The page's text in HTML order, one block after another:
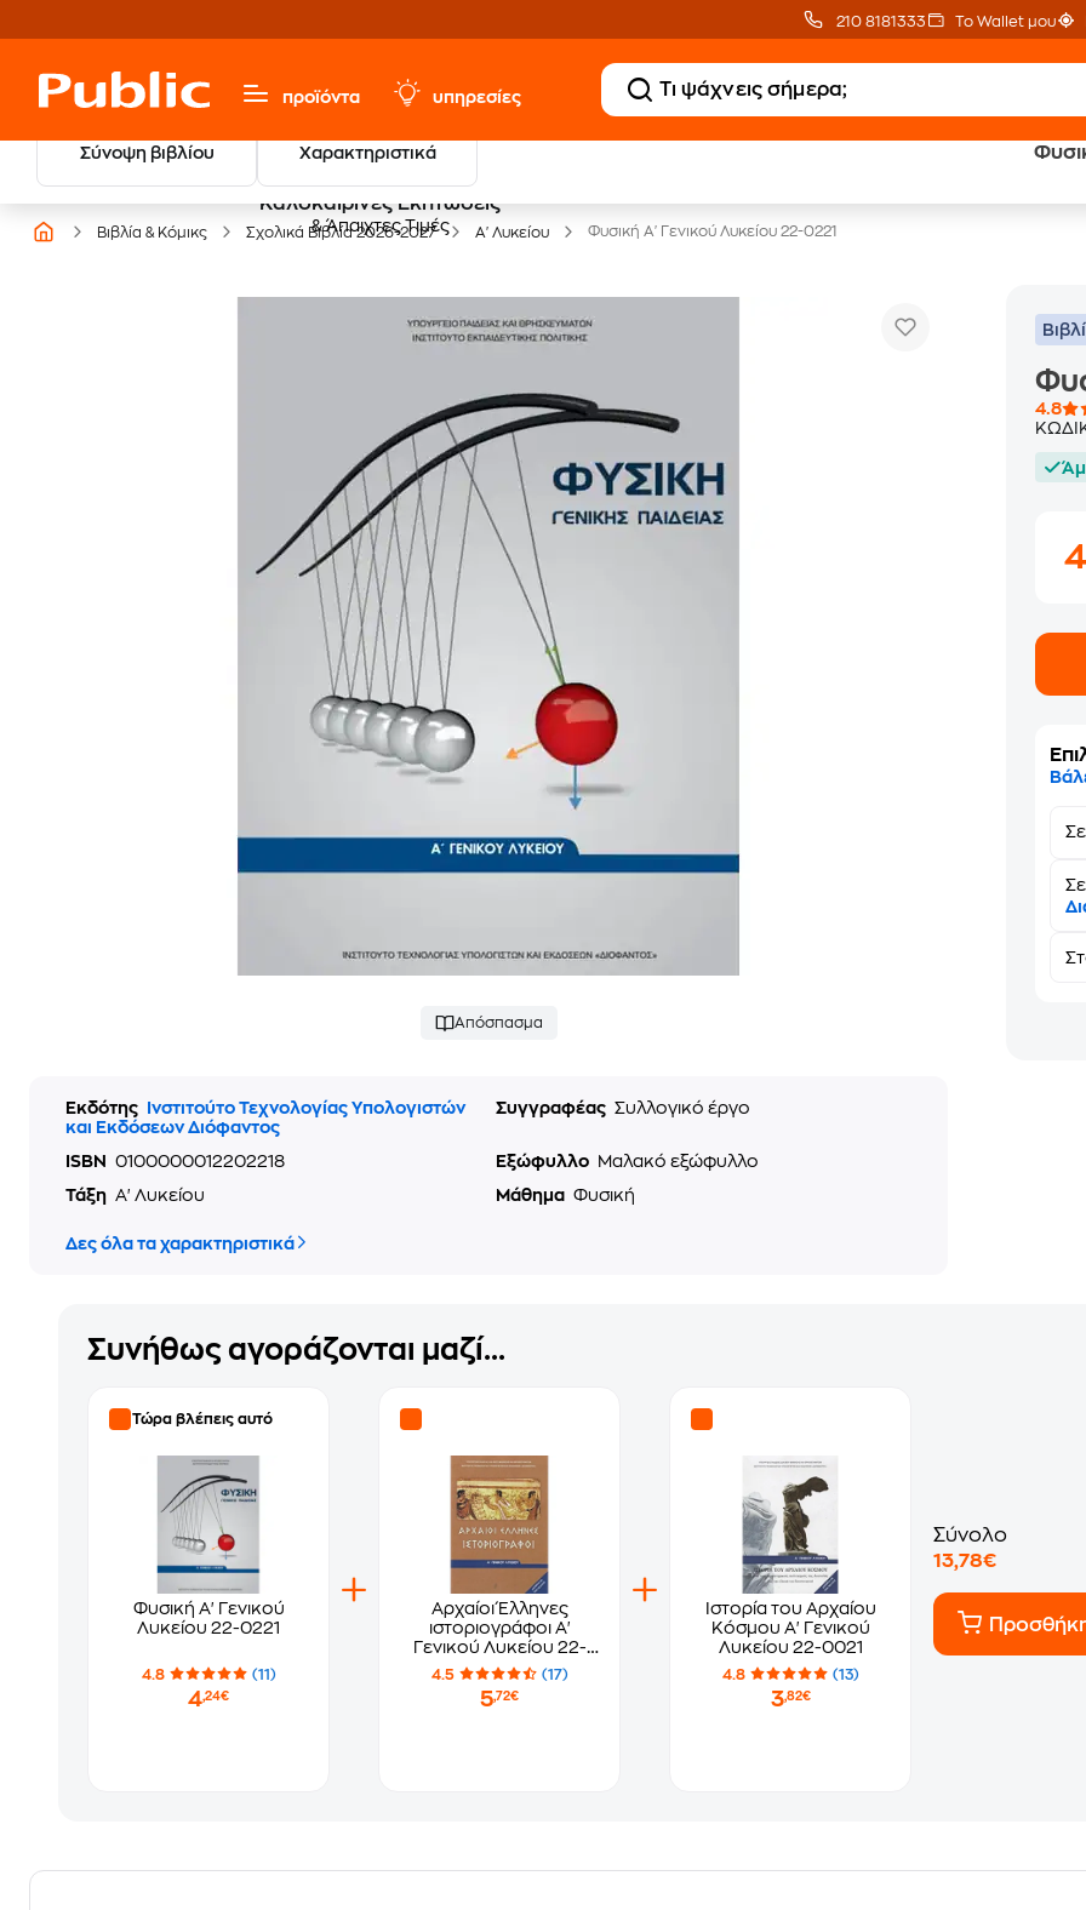
210 8181333 Το Wallet μου
προϊόντα υπηρεσίες
Σύνοψη βιβλίου Χαρακτηριστικά
Καλοκαιρινές Εκπτώσεις
& Άπαιχτες Τιμές
Δωρεάν
Βιβλία & Κόμικς Σχολικά Βιβλία 2026-2027 Α' Λυκείου Φυσική Α' Γενικού Λυκείου 22-0221
Απόσπασμα
Εκδότης
Ινστιτούτο Τεχνολογίας Υπολογιστών
και Εκδόσεων Διόφαντος
Συγγραφέας Συλλογικό έργο
ISBN 0100000012202218 Εξώφυλλο
Μαλακό εξώφυλλο
Τάξη Α' Λυκείου Μάθημα Φυσική
Δες όλα τα χαρακτηριστικά
4.8
Συνήθως αγοράζονται μαζί...
Τώρα βλέπεις αυτό
Φυσική Α' Γενικού
Λυκείου 22-0221
4.8 (11)
4,24€
Αρχαίοι Έλληνες
ιστοριογράφοι Α'
Γενικού Λυκείου 22-
0004
4.5 (17)
5,72€
Ιστορία του Αρχαίου
Κόσμου Α' Γενικού
Λυκείου 22-0021
4.8 (13)
3,82€
Σύνολο
13,78€